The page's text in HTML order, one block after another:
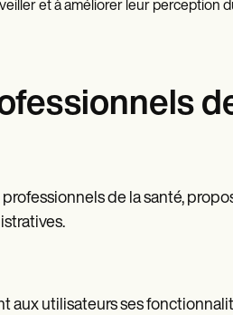
et à améliorer leur perception
de la santé,
aux utilisateurs ses